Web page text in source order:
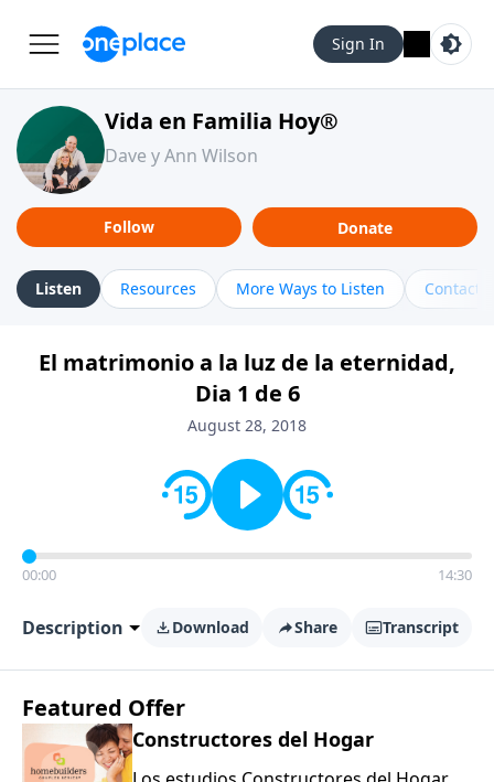
Sign In
Vida en Familia Hoy®
Dave y Ann Wilson
Follow Donate
Listen Resources More Ways to Listen Contact
El matrimonio a la luz de la eternidad,
Dia 1 de 6
August 28, 2018
00:00 14:30
Description Download Share Transcript
Featured Offer
Constructores del Hogar